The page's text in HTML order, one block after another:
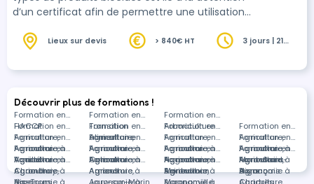
d’un certificat afin de permettre une utilisation
Lieux sur devis > 840€ HT
3 jours | 21
Découvrir plus de formations !
Formation en
HACCP
Formation en
Transition
alimentaire
Formation en
Arboriculture
Formation en
Agriculture,
Agronomie à
Vouillé
Formation en
Agriculture,
Agronomie à
Colmar
Formation en
Agriculture,
Agronomie à
Nogent-sur-
Seine
Formation en
Agriculture,
Agronomie à
Mont-Saint-
Aignan
Formation en
Agriculture,
Agronomie à
Chambray-
Formation en
Agriculture,
Agronomie à
Amiens
Formation en
Agriculture,
Agronomie à
Montauban
Formation en
Agriculture,
Agronomie à
Buzançais
Formation en
Agriculture,
Agronomie à
Formation en
Agriculture,
Agronomie à
Formation en
Agriculture,
Agronomie à
Formation en
Agriculture,
Agronomie à
Formation en
Agriculture,
Formation en
Agriculture,
Formation en
Agriculture,
Formations
dans